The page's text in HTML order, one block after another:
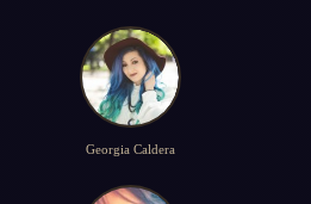
Georgia Caldera